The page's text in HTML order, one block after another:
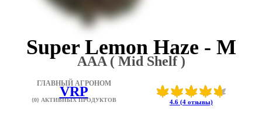
Super Lemon Haze - M
AAA ( Mid Shelf )
4.6 (4 отзывы)
ГЛАВНЫЙ АГРОНОМ
VRP
{0} АКТИВНЫХ ПРОДУКТОВ